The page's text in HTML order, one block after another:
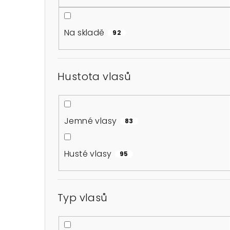
Na skladě 92
Hustota vlasů
Jemné vlasy 83
Husté vlasy 95
Typ vlasů